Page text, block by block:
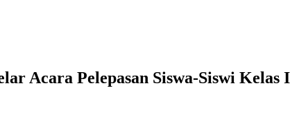
Acara Pelepasan Siswa-Siswi Kelas